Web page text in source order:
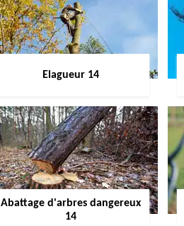
Elagueur 14
Abattage d'arbres dangereux
14